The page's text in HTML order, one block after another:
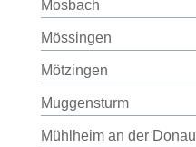
Mosbach
Mössingen
Mötzingen
Muggensturm
Mühlheim an der Donau